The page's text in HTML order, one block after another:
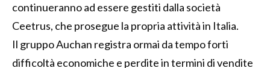
continueranno ad essere gestiti dalla società
Ceetrus, che prosegue la propria attività in Italia.
Il gruppo Auchan registra ormai da tempo forti
difficoltà economiche e perdite in termini di vendite